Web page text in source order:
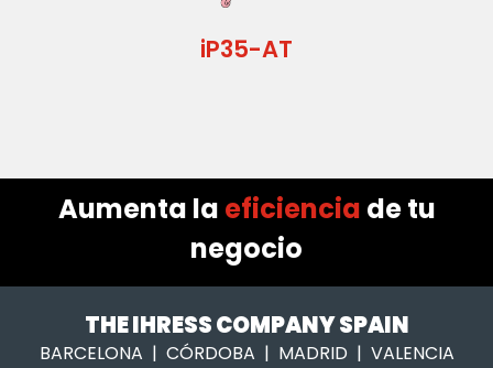
iP35-AT
Modelo iP35-AT
Cerradora automatizada de cajas
monoformato en línea
Más detalles
Aumenta la eficiencia de tu
negocio
THE IHRESS COMPANY SPAIN
BARCELONA | CÓRDOBA | MADRID | VALENCIA